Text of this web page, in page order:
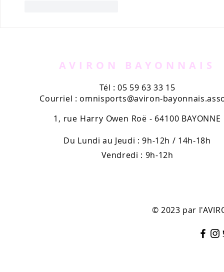
AVIRON BAYONNAIS
Tél : 05 59 63 33 15
Courriel : omnisports@aviron-
1, rue Harry Owen Roë - 64100 BAYONNE
Du Lundi au Jeudi : 9h-12h / 14h-18h
Vendredi : 9h-12h
© 2023 par